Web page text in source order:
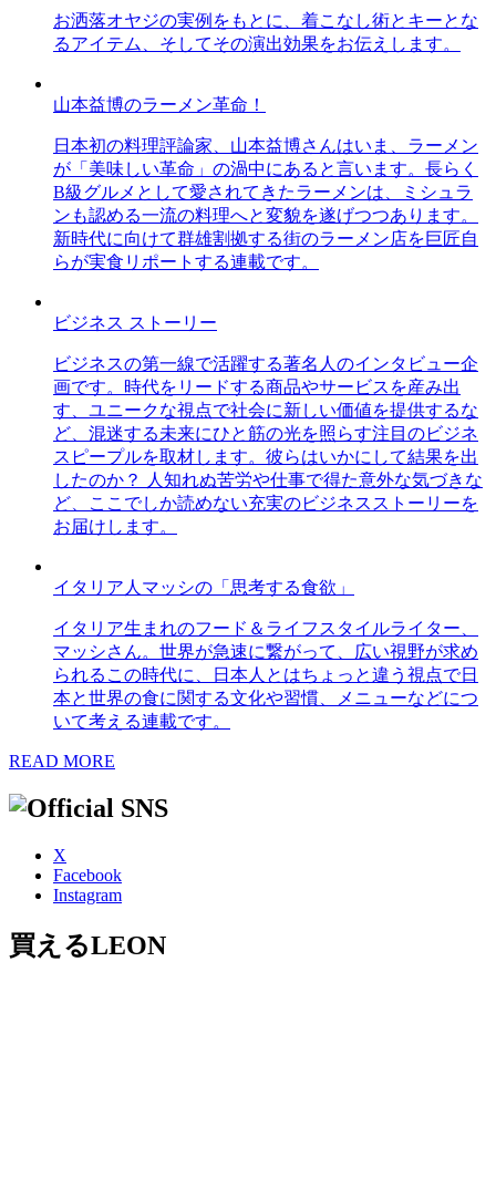
お洒落オヤジの実例をもとに、着こなし術とキーとな
るアイテム、そしてその演出効果をお伝えします。
山本益博のラーメン革命！
日本初の料理評論家、山本益博さんはいま、ラーメン
が「美味しい革命」の渦中にあると言います。長らく
B級グルメとして愛されてきたラーメンは、ミシュラ
ンも認める一流の料理へと変貌を遂げつつあります。
新時代に向けて群雄割拠する街のラーメン店を巨匠自
らが実食リポートする連載です。
ビジネス ストーリー
ビジネスの第一線で活躍する著名人のインタビュー企
画です。時代をリードする商品やサービスを産み出
す、ユニークな視点で社会に新しい価値を提供するな
ど、混迷する未来にひと筋の光を照らす注目のビジネ
スピープルを取材します。彼らはいかにして結果を出
したのか？ 人知れぬ苦労や仕事で得た意外な気づきな
ど、ここでしか読めない充実のビジネスストーリーを
お届けします。
イタリア人マッシの「思考する食欲」
イタリア生まれのフード＆ライフスタイルライター、
マッシさん。世界が急速に繋がって、広い視野が求め
られるこの時代に、日本人とはちょっと違う視点で日
本と世界の食に関する文化や習慣、メニューなどにつ
いて考える連載です。
READ MORE
X
Facebook
Instagram
買えるLEON